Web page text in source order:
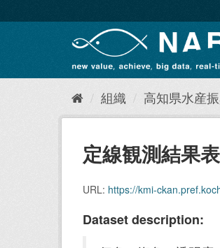
キ
て
組織 高知県水産
定線観測結果
URL: https://kmi-
Dataset description: